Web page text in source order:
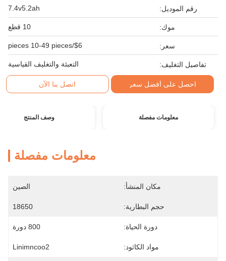
رقم الموديل: 7.4v5.2ah
موك: 10 قطع
سعر: $6/pieces 10-49 pieces
تفاصيل التغليف: التعبئة والتغليف القياسية
احصل على أفضل سعر اتصل بنا الآن
معلومات مفصلة وصف المنتج
معلومات مفصلة
مكان المنشأ: الصين
حجم البطارية: 18650
دورة الحياة: 800 دورة
مواد الكاثود: Linimncoo2